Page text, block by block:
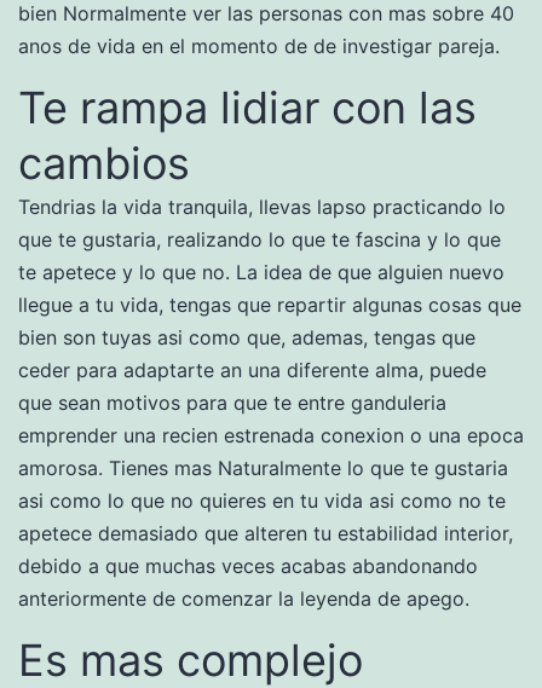
bien Normalmente ver las personas con mas sobre 40
anos de vida en el momento de de investigar pareja.
Te rampa lidiar con las
cambios
Tendri­as la vida tranquila, llevas lapso practicando lo
que te gustaria, realizando lo que te fascina y lo que
te apetece y lo que no. La idea de que alguien nuevo
llegue a tu vida, tengas que repartir algunas cosas que
bien son tuyas asi­ como que, ademas, tengas que
ceder para adaptarte an una diferente alma, puede
que sean motivos para que te entre ganduleria
emprender una recien estrenada conexion o una epoca
amorosa. Tienes mas Naturalmente lo que te gustaria
asi­ como lo que no quieres en tu vida asi­ como no te
apetece demasiado que alteren tu estabilidad interior,
debido a que muchas veces acabas abandonando
anteriormente de comenzar la leyenda de apego.
Es mas complejo